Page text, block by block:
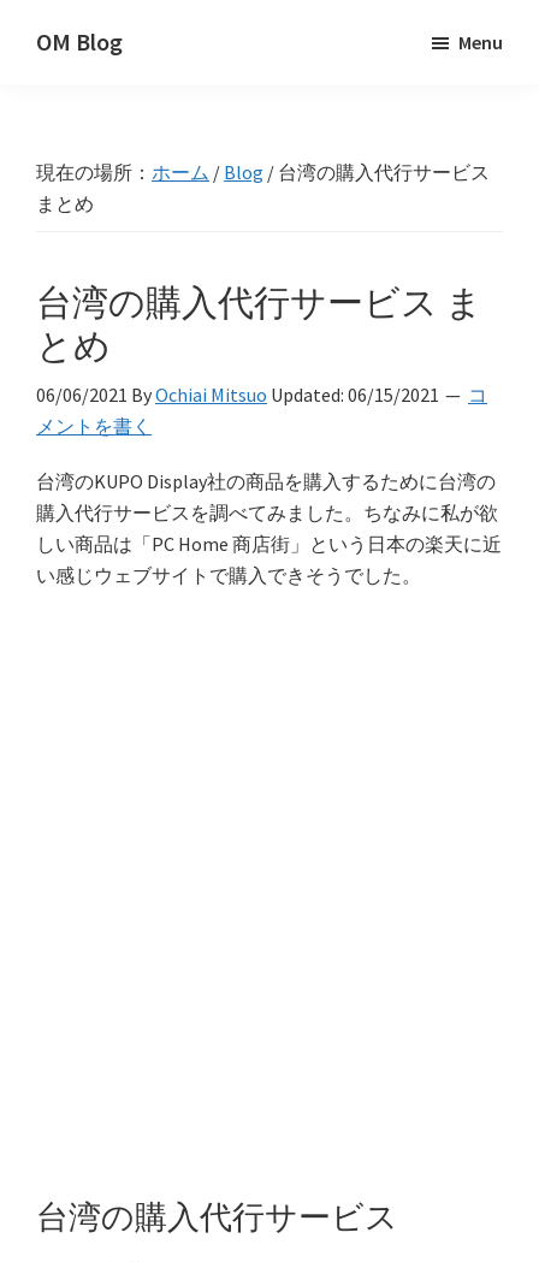
OM Blog Menu
現在の場所： ホーム / Blog / 台湾の購入代行サービス
まとめ
台湾の購入代行サービス ま
とめ
06/06/2021 ByOchiai Mitsuo Updated: 06/15/2021
コ
メントを書く
台湾のKUPO Display社の商品を購入するために台湾の
購入代行サービスを調べてみました。ちなみに私が欲
しい商品は「PC Home 商店街」という日本の楽天に近
い感じウェブサイトで購入できそうでした。
台湾の購入代行サービス